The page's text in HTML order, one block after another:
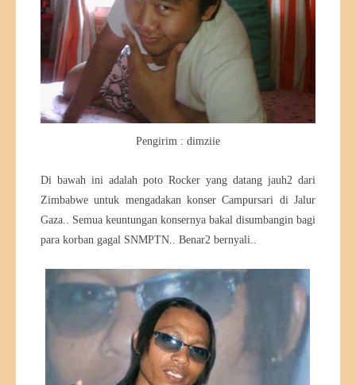
Pengirim : dimziie
Di bawah ini adalah poto Rocker yang datang jauh2 dari
Zimbabwe untuk mengadakan konser Campursari di Jalur
Gaza.. Semua keuntungan konsernya bakal disumbangin bagi
para korban gagal SNMPTN.. Benar2 bernyali..